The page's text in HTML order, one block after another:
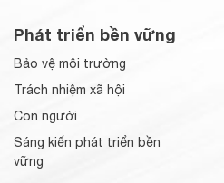
Phát triển bền vững
Bảo vệ môi trường
Trách nhiệm xã hội
Con người
Sáng kiến phát triển bền
vững